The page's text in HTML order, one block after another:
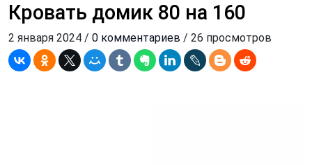
Кровать домик 80 на 160
2 января 2024 / 0 комментариев / 26 просмотров